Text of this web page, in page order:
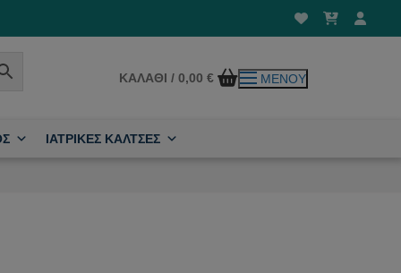
ΚΑΛΆΘΙ / 0,00€ ΜΕΝΟΎ
ΙΑΤΡΙΚΕΣ ΚΑΛΤΣΕΣ